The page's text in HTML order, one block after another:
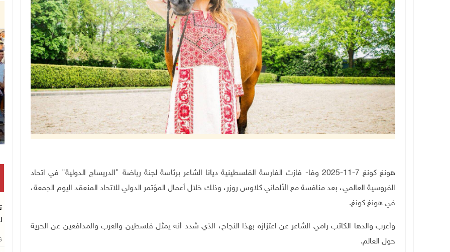
هونغ كونغ 7-11-2025 وفا- فازت الفارسة الفلسطينية ديانا الشاعر برئاسة لجنة رياضة "الدريساج الدولية" في اتحاد
الفروسية العالمي، بعد منافسة مع الألماني كلاوس روزر، وذلك خلال أعمال المؤتمر الدولي للاتحاد المنعقد اليوم الجمعة،
في هونغ كونغ.
وأعرب والدها الكاتب رامي الشاعر عن اعتزازه بهذا النجاح، الذي شدد أنه يمثل فلسطين والعرب والمدافعين عن الحرية
حول العالم.